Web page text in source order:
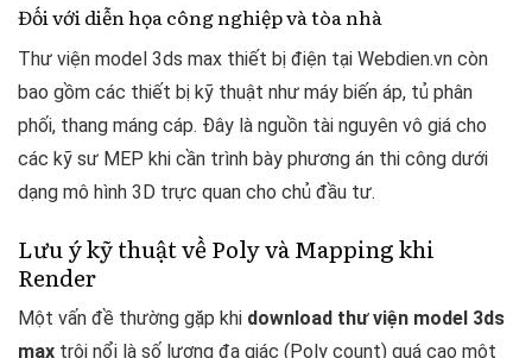
Đối với diễn họa công nghiệp và tòa nhà
Thư viện model 3ds max thiết bị điện tại Webdien.vn còn
bao gồm các thiết bị kỹ thuật như máy biến áp, tủ phân
phối, thang máng cáp. Đây là nguồn tài nguyên vô giá cho
các kỹ sư MEP khi cần trình bày phương án thi công dưới
dạng mô hình 3D trực quan cho chủ đầu tư.
Lưu ý kỹ thuật về Poly và Mapping khi
Render
Một vấn đề thường gặp khi download thư viện model 3ds
max trôi nổi là số lượng đa giác (Poly count) quá cao một